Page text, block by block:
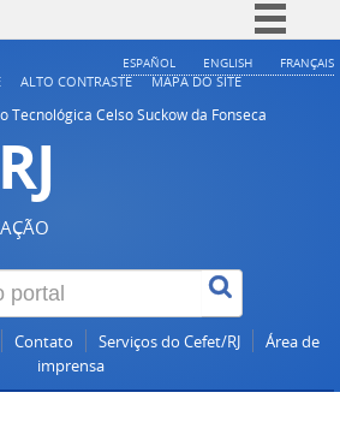
Simplifique!
ESPAÑOL ENGLISH FRANÇAIS
ALTO CONTRASTE
MAPA DO SITE
Tecnológica Celso Suckow da Fonseca
Contato Serviços do Cefet/RJ
Área de
imprensa